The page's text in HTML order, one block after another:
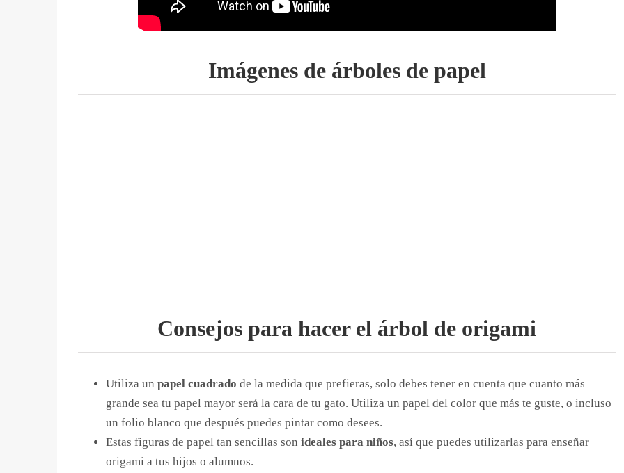
Imágenes de árboles de papel
Consejos para hacer el árbol de origami
Utiliza un papel cuadrado de la medida que prefieras, solo debes tener en cuenta que cuanto más
grande sea tu papel mayor será la cara de tu gato. Utiliza un papel del color que más te guste, o incluso
un folio blanco que después puedes pintar como desees.
Estas figuras de papel tan sencillas son ideales para niños, así que puedes utilizarlas para enseñar
origami a tus hijos o alumnos.